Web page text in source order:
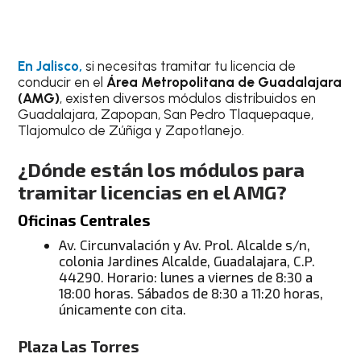
En Jalisco, si necesitas tramitar tu licencia de
conducir en el Área Metropolitana de Guadalajara
(AMG), existen diversos módulos distribuidos en
Guadalajara, Zapopan, San Pedro Tlaquepaque,
Tlajomulco de Zúñiga y Zapotlanejo.
¿Dónde están los módulos para
tramitar licencias en el AMG?
Oficinas Centrales
Av. Circunvalación y Av. Prol. Alcalde s/n,
colonia Jardines Alcalde, Guadalajara, C.P.
44290. Horario: lunes a viernes de 8:30 a
18:00 horas. Sábados de 8:30 a 11:20 horas,
únicamente con cita.
Plaza Las Torres